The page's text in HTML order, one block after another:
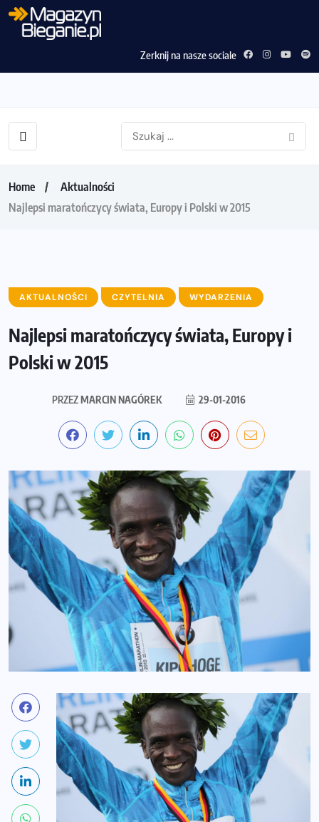
Zerknij na nasze sociale
Home
Aktualności
Najlepsi maratończycy świata, Europy i Polski w 2015
AKTUALNOŚCI CZYTELNIA WYDARZENIA
Najlepsi maratończycy świata, Europy i
Polski w 2015
PRZEZMARCIN NAGÓREK 29-01-2016